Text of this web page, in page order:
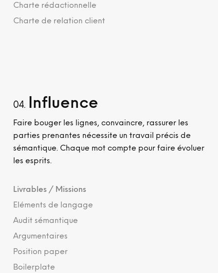
Charte rédactionnelle
Charte de relation client
04. Influence
Faire bouger les lignes, convaincre, rassurer les
parties prenantes nécessite un travail précis de
sémantique. Chaque mot compte pour faire évoluer
les esprits.
Livrables / Missions
Eléments de langage
Audit sémantique
Argumentaires
Position paper
Boilerplate